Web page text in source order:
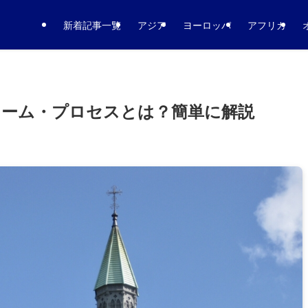
新着記事一覧 アジア ヨーロッパ アフリカ
ム・プロセスとは？簡単に解説